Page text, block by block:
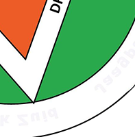
Koningsdag 2026 -
-